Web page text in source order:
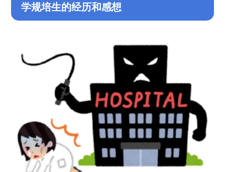
学规培生的经历和感想